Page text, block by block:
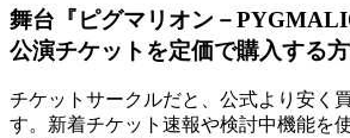
舞台『ピグマリオン－
公演チケットを定価で購入する
チケットサークルだと、公式より安く
す。新着チケット速報や検討中機能を